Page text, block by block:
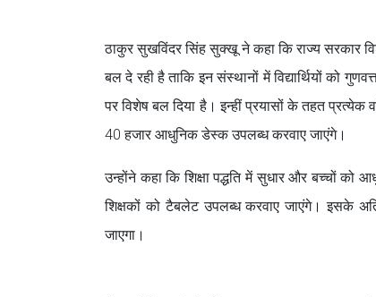
ठाकुर सुखविंदर सिंह सुक्खू ने कहा कि राज्य सरकार
बल दे रही है ताकि इन संस्थानों में विद्यार्थियों को
पर विशेष बल दिया है। इन्हीं प्रयासों के तहत प्रत्येक
40 हजार आधुनिक डेस्क उपलब्ध करवाए जाएंगे।
उन्होंने कहा कि शिक्षा पद्धति में सुधार और बच्चों को
शिक्षकों को टैबलेट उपलब्ध करवाए जाएंगे। इसके
जाएगा।